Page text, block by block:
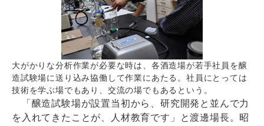
大がかりな分析作業が必要な時は、各酒造場が若手社員を醸
造試験場に送り込み協働して作業にあたる。社員にとっては
技術を学ぶ場でもあり、交流の場でもあるという。
「醸造試験場が設置当初から、研究開発と並んで力
を入れてきたことが、人材教育です」と渡邊場長。昭